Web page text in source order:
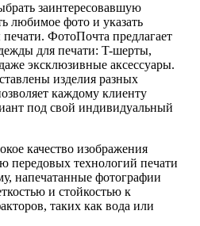
заинтересовавшую
любимое фото и указать
ФотоПочта предлагает
для печати: T-шерты,
эксклюзивные аксессуары.
изделия разных
каждому клиенту
под свой индивидуальный
качество изображения
передовых технологий печати
напечатанные фотографии
и стойкостью к
таких как вода или